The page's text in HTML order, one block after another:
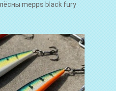
mepps black fury